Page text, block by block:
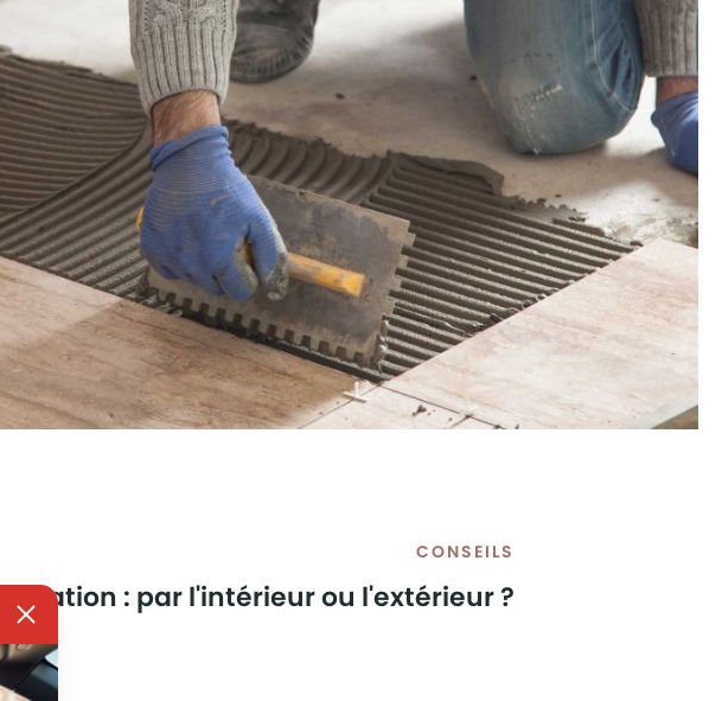
CONSEILS
Isolation : par l'intérieur ou l'extérieur ?